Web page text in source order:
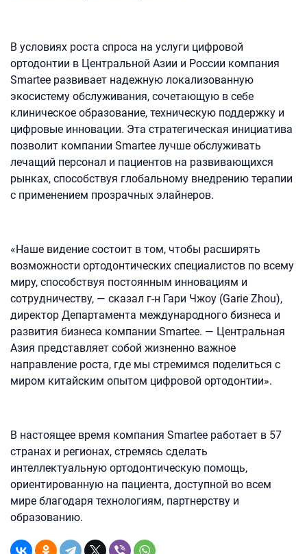
В условиях роста спроса на услуги цифровой
ортодонтии в Центральной Азии и России компания
Smartee развивает надежную локализованную
экосистему обслуживания, сочетающую в себе
клиническое образование, техническую поддержку и
цифровые инновации. Эта стратегическая инициатива
позволит компании Smartee лучше обслуживать
лечащий персонал и пациентов на развивающихся
рынках, способствуя глобальному внедрению терапии
с применением прозрачных элайнеров.
«Наше видение состоит в том, чтобы расширять
возможности ортодонтических специалистов по всему
миру, способствуя постоянным инновациям и
сотрудничеству, — сказал г-н Гари Чжоу (Garie Zhou),
директор Департамента международного бизнеса и
развития бизнеса компании Smartee. — Центральная
Азия представляет собой жизненно важное
направление роста, где мы стремимся поделиться с
миром китайским опытом цифровой ортодонтии».
В настоящее время компания Smartee работает в 57
странах и регионах, стремясь сделать
интеллектуальную ортодонтическую помощь,
ориентированную на пациента, доступной во всем
мире благодаря технологиям, партнерству и
образованию.